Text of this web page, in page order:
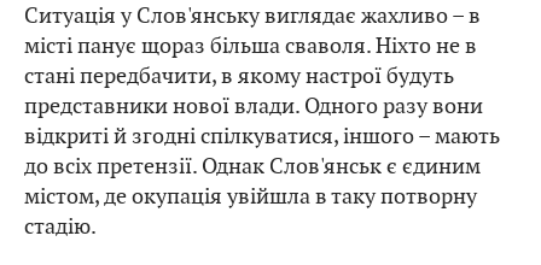
Ситуація у Слов'янську виглядає жахливо – в
місті панує щораз більша сваволя. Ніхто не в
стані передбачити, в якому настрої будуть
представники нової влади. Одного разу вони
відкриті й згодні спілкуватися, іншого – мають
до всіх претензії. Однак Слов'янськ є єдиним
містом, де окупація увійшла в таку потворну
стадію.